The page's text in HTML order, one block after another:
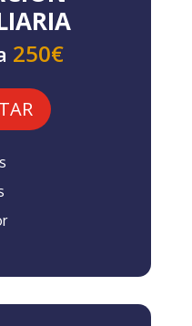
250€